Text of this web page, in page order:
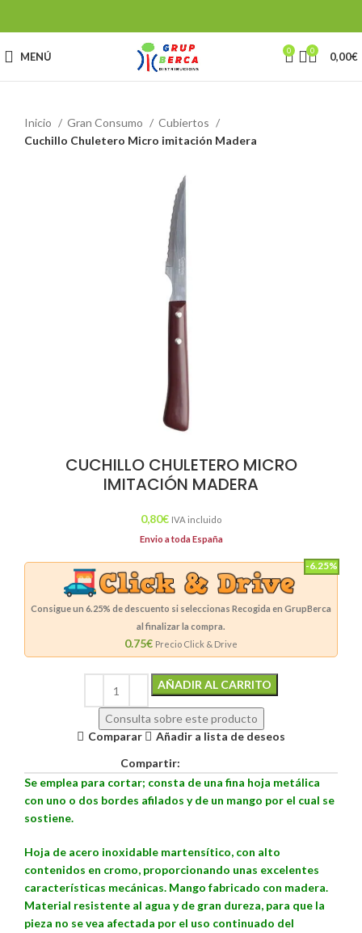
MENÚ 0 0 0,00€
Inicio Gran Consumo
Cubiertos
Cuchillo Chuletero Micro imitación Madera
CUCHILLO CHULETERO MICRO
IMITACIÓN MADERA
0,80€ IVA incluido
Envio a toda España
-6.25%
Consigue un 6.25% de descuento si seleccionas Recogida en GrupBerca
al finalizar la compra.
0.75€ Precio Click & Drive
AÑADIR AL CARRITO
Consulta sobre este producto
Comparar
Añadir a lista de deseos
Compartir:
Se emplea para cortar; consta de una fina hoja metálica
con uno o dos bordes afilados y de un mango por el cual se
sostiene.
Hoja de acero inoxidable martensítico, con alto
contenidos en cromo, proporcionando unas excelentes
características mecánicas. Mango fabricado con madera.
Material resistente al agua y de gran dureza, para que la
pieza no se vea afectada por el uso continuado del